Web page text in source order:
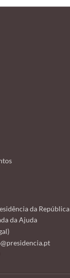
da República
da Ajuda